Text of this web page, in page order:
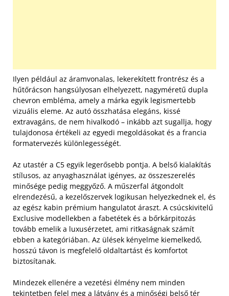
Ilyen például az áramvonalas, lekerekített frontrész és a
hűtőrácson hangsúlyosan elhelyezett, nagyméretű dupla
chevron embléma, amely a márka egyik legismertebb
vizuális eleme. Az autó összhatása elegáns, kissé
extravagáns, de nem hivalkodó – inkább azt sugallja, hogy
tulajdonosa értékeli az egyedi megoldásokat és a francia
formatervezés különlegességét.
Az utastér a C5 egyik legerősebb pontja. A belső kialakítás
stílusos, az anyaghasználat igényes, az összeszerelés
minősége pedig meggyőző. A műszerfal átgondolt
elrendezésű, a kezelőszervek logikusan helyezkednek el, és
az egész kabin prémium hangulatot áraszt. A csúcskivitelű
Exclusive modellekben a fabetétek és a bőrkárpitozás
tovább emelik a luxusérzetet, ami ritkaságnak számít
ebben a kategóriában. Az ülések kényelme kiemelkedő,
hosszú távon is megfelelő oldaltartást és komfortot
biztosítanak.
Mindezek ellenére a vezetési élmény nem minden
tekintetben felel meg a látvány és a minőségi belső tér